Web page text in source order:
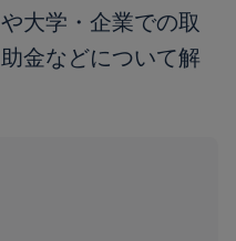
大学・企業での取
金などについて解